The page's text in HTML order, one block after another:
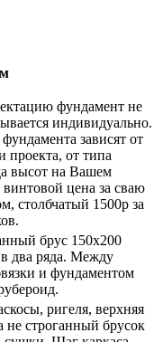
фундамент не
индивидуально.
зависят от
от типа
высот на Вашем
цена за сваю
столбчатый 1500р за
брус 150х200
два ряда. Между
и фундаментом
ригеля, верхняя
не строганный брусок